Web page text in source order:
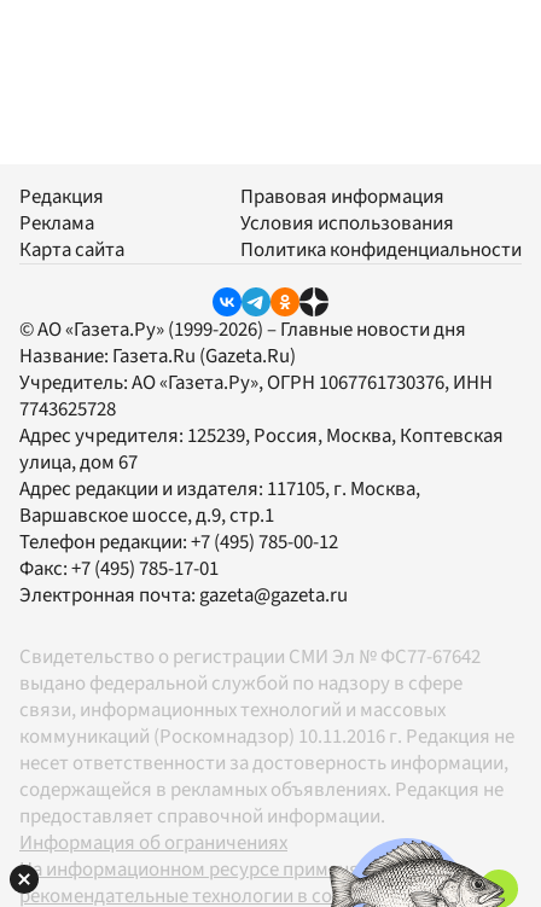
Редакция
Реклама
Карта сайта
Правовая информация
Условия использования
Политика конфиденциальности
© АО «Газета.Ру» (1999-2026) – Главные новости дня
Название: Газета.Ru (Gazeta.Ru)
Учредитель:АО «Газета.Ру», ОГРН 1067761730376, ИНН
7743625728
Адрес учредителя: 125239, Россия, Москва, Коптевская
улица, дом 67
Адрес редакции и издателя: 117105, г. Москва,
Варшавское шоссе, д.9, стр.1
Телефон редакции:+7 (495) 785-00-12
Факс:+7 (495) 785-17-01
Электронная почта:gazeta@gazeta.ru
Свидетельство о регистрации СМИ Эл № ФС77-67642
выдано федеральной службой по надзору в сфере
связи, информационных технологий и массовых
коммуникаций (Роскомнадзор) 10.11.2016 г. Редакция не
несет ответственности за достоверность информации,
содержащейся в рекламных объявлениях. Редакция не
предоставляет справочной информации.
Информация об ограничениях
На информационном ресурсе применяются
рекомендательные технологии в соответствии с